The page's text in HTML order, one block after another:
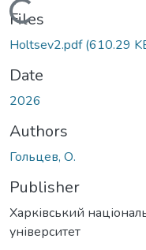
Loading...
Files
Holtsev2.pdf(610.29
Date
2026
Authors
Гольцев, О.
Publisher
Харківський
університет